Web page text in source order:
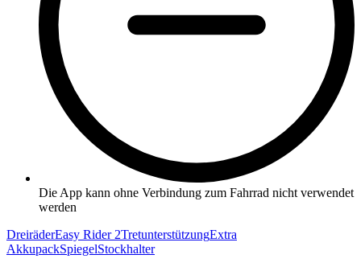
Die App kann ohne Verbindung zum Fahrrad nicht verwendet
werden
DreiräderEasy Rider 2TretunterstützungExtra
AkkupackSpiegelStockhalter